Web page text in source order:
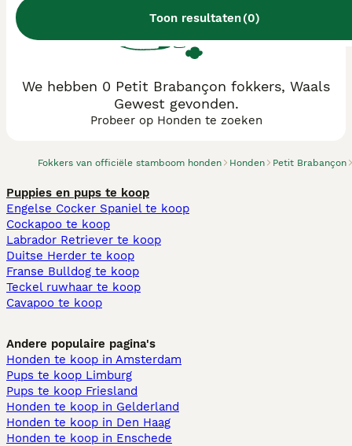
Toon resultaten(0)
Fokkers van officiële stamboom honden Honden Petit Brabançon
We hebben 0 Petit Brabançon fokkers, Waals
Gewest gevonden.
Probeer op Honden te zoeken
Puppies en pups te koop
Engelse Cocker Spaniel te koop
Cockapoo te koop
Labrador Retriever te koop
Duitse Herder te koop
Franse Bulldog te koop
Teckel ruwhaar te koop
Cavapoo te koop
Andere populaire pagina's
Honden te koop in Amsterdam
Pups te koop Limburg​
Pups te koop Friesland​
Honden te koop in Gelderland
Honden te koop in Den Haag
Honden te koop in Enschede